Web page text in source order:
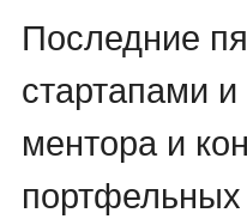
Последние
стартапами
ментора и